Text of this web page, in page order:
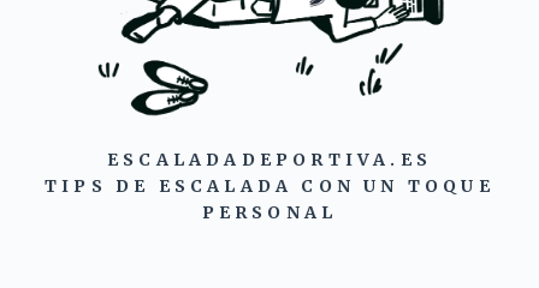
ESCALADADEPORTIVA.ES
TIPS DE ESCALADA CON UN TOQUE
PERSONAL